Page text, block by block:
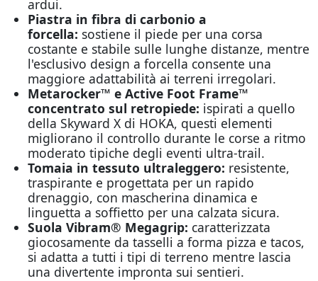
ardui.
Piastra in fibra di carbonio a
forcella: sostiene il piede per una corsa
costante e stabile sulle lunghe distanze, mentre
l'esclusivo design a forcella consente una
maggiore adattabilità ai terreni irregolari.
Metarocker™ e Active Foot Frame™
concentrato sul retropiede: ispirati a quello
della Skyward X di HOKA, questi elementi
migliorano il controllo durante le corse a ritmo
moderato tipiche degli eventi ultra-trail.
Tomaia in tessuto ultraleggero: resistente,
traspirante e progettata per un rapido
drenaggio, con mascherina dinamica e
linguetta a soffietto per una calzata sicura.
Suola Vibram® Megagrip: caratterizzata
giocosamente da tasselli a forma pizza e tacos,
si adatta a tutti i tipi di terreno mentre lascia
una divertente impronta sui sentieri.